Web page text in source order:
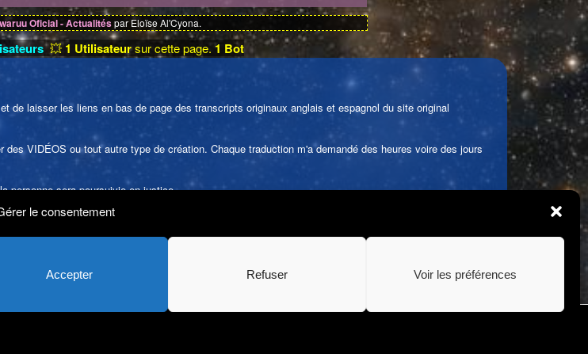
le consentement
Accepter Refuser Voir les préférences
Oficial - Actualitéspar Eloïse Al'Cyona.
💥 1 Utilisateursur cette page. 1 Bot
de laisser les liens en bas de page des transcripts originaux anglais et espagnol du site original
VIDÉOS ou tout autre type de création. Chaque traduction m'a demandé des heures voire des jours
personne sera poursuivie en justice.
de l'auteur ou de ses ayants droit ou ayants cause est illicite. Il en est de même pour la traduction,
dans des buts commerciaux (vente de livres, matériels publicitaires, etc).